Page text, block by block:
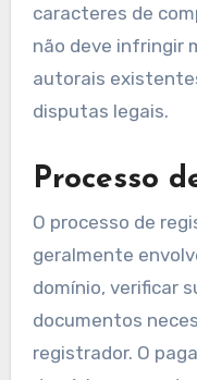
caracteres de
não deve infringir
autorais
disputas legais.
Processo
O processo de
geralmente
domínio, verificar
documentos
registrador. O